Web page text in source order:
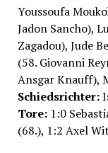
Youssoufa
Jadon Sancho),
Zagadou), Jude
(58. Giovanni
Ansgar Knauff),
Schiedsrichter:
Tore: 1:0
(68.), 1:2 Axel